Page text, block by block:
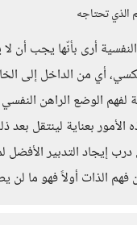
تحتاجه
أرى بأنّها يجب
أي من الداخل إلى
لفهم الوضع الراهن
بعناية لينتقل بعد
التدبير الأفضل
الذات أولاً فهو ما